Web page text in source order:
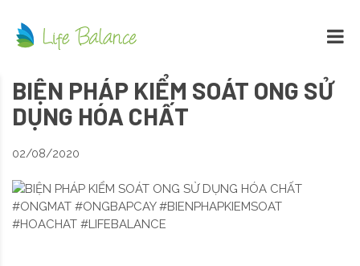
BIỆN PHÁP KIỂM SOÁT ONG SỬ
DỤNG HÓA CHẤT
02/08/2020